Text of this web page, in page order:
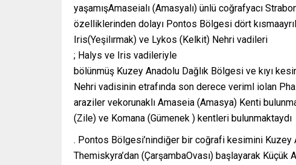
yaşamışAmaseialı (Amasyalı) ünlü coğrafyacı
özelliklerinden dolayı Pontos Bölgesi dört
Iris(Yeşilırmak) ve Lykos (Kelkit) Nehri vadileri
; Halys ve Iris vadileriyle
bölünmüş Kuzey Anadolu Dağlık Bölgesi ve kıyı
Nehri vadisinin etrafında son derece veriml iolan
araziler vekorunaklı Amaseia (Amasya) Kenti
(Zile) ve Komana (Gümenek ) kentleri bulunmaktaydı
. Pontos Bölgesi’nindiğer bir coğrafi kesimini Kuzey
Themiskyra’dan (ÇarşambaOvası) başlayarak Küçük